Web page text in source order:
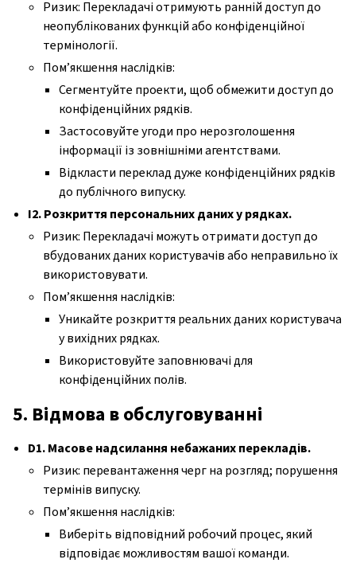
Ризик: Перекладачі отримують ранній доступ до
неопублікованих функцій або конфіденційної
термінології.
Пом’якшення наслідків:
Сегментуйте проекти, щоб обмежити доступ до
конфіденційних рядків.
Застосовуйте угоди про нерозголошення
інформації із зовнішніми агентствами.
Відкласти переклад дуже конфіденційних рядків
до публічного випуску.
I2. Розкриття персональних даних у рядках.
Ризик: Перекладачі можуть отримати доступ до
вбудованих даних користувачів або неправильно їх
використовувати.
Пом’якшення наслідків:
Уникайте розкриття реальних даних користувача
у вихідних рядках.
Використовуйте заповнювачі для
конфіденційних полів.
5. Відмова в обслуговуванні
D1. Масове надсилання небажаних перекладів.
Ризик: перевантаження черг на розгляд; порушення
термінів випуску.
Пом’якшення наслідків:
Виберіть відповідний робочий процес, який
відповідає можливостям вашої команди.